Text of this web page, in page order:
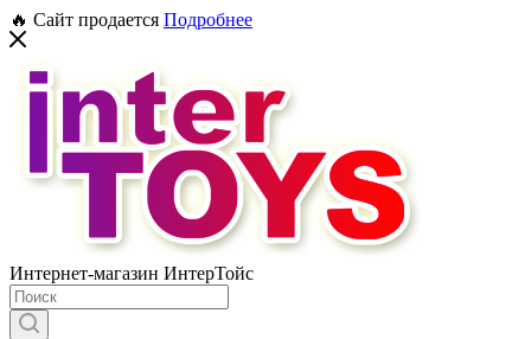
🔥 Сайт продается Подробнее
Интернет-магазин ИнтерТойс